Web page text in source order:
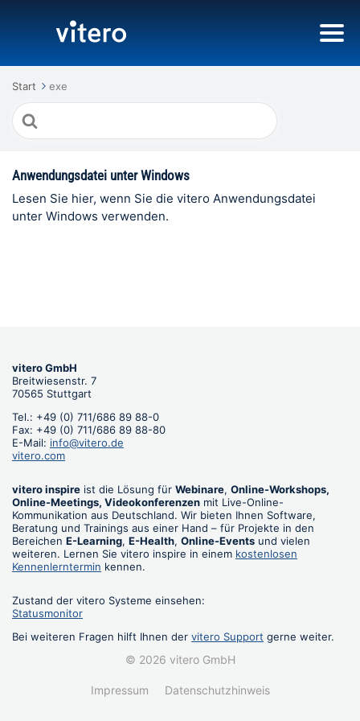
Start exe
Suche
nach
Anwendungsdatei unter Windows
Lesen Sie hier, wenn Sie die vitero Anwendungsdatei
unter Windows verwenden.
vitero GmbH
Breitwiesenstr. 7
70565 Stuttgart
Tel.: +49 (0) 711/686 89 88-0
Fax: +49 (0) 711/686 89 88-80
E-Mail: info@vitero.de
vitero.com
vitero inspire ist die Lösung für Webinare, Online-Workshops,
Online-Meetings, Videokonferenzen mit Live-Online-
Kommunikation aus Deutschland. Wir bieten Ihnen Software,
Beratung und Trainings aus einer Hand – für Projekte in den
Bereichen E-Learning, E-Health, Online-Events und vielen
weiteren. Lernen Sie vitero inspire in einem kostenlosen
Kennenlerntermin kennen.
Zustand der vitero Systeme einsehen:
Statusmonitor
Bei weiteren Fragen hilft Ihnen der vitero Support gerne weiter.
© 2026 vitero GmbH
Impressum Datenschutzhinweis